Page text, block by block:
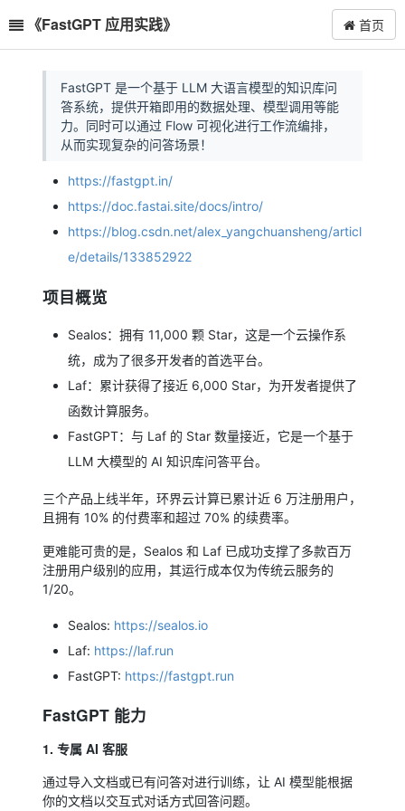
《FastGPT 应用实践》 首页
FastGPT 是一个基于 LLM 大语言模型的知识库问
答系统，提供开箱即用的数据处理、模型调用等能
力。同时可以通过 Flow 可视化进行工作流编排，
从而实现复杂的问答场景！
https://fastgpt.in/
https://doc.fastai.site/docs/intro/
https://blog.csdn.net/alex_yangchuansheng/articl
e/details/133852922
项目概览
Sealos：拥有 11,000 颗 Star，这是一个云操作系
统，成为了很多开发者的首选平台。
Laf：累计获得了接近 6,000 Star，为开发者提供了
函数计算服务。
FastGPT：与 Laf 的 Star 数量接近，它是一个基于
LLM 大模型的 AI 知识库问答平台。
三个产品上线半年，环界云计算已累计近 6 万注册用户，
且拥有 10% 的付费率和超过 70% 的续费率。
更难能可贵的是，Sealos 和 Laf 已成功支撑了多款百万
注册用户级别的应用，其运行成本仅为传统云服务的
1/20。
Sealos: https://sealos.io
Laf: https://laf.run
FastGPT: https://fastgpt.run
FastGPT 能力
1. 专属 AI 客服
通过导入文档或已有问答对进行训练，让 AI 模型能根据
你的文档以交互式对话方式回答问题。